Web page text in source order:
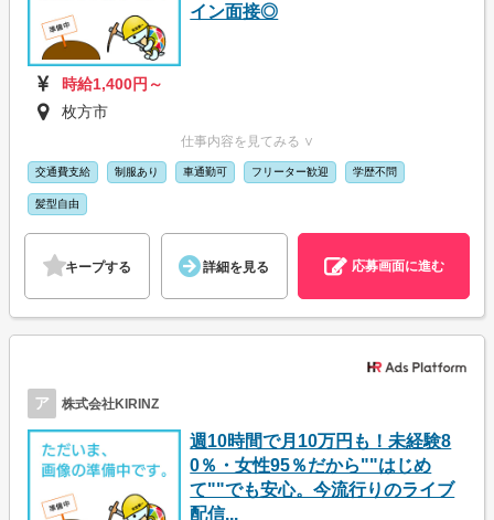
イン面接◎
時給1,400円～
枚方市
仕事内容を見てみる ∨
交通費支給 制服あり 車通勤可 フリーター歓迎 学歴不問
髪型自由
キープする 詳細を見る 応募画面に進む
ア 株式会社KIRINZ
週10時間で月10万円も！未経験8
0％・女性95％だから""はじめ
て""でも安心。今流行りのライブ
配信...